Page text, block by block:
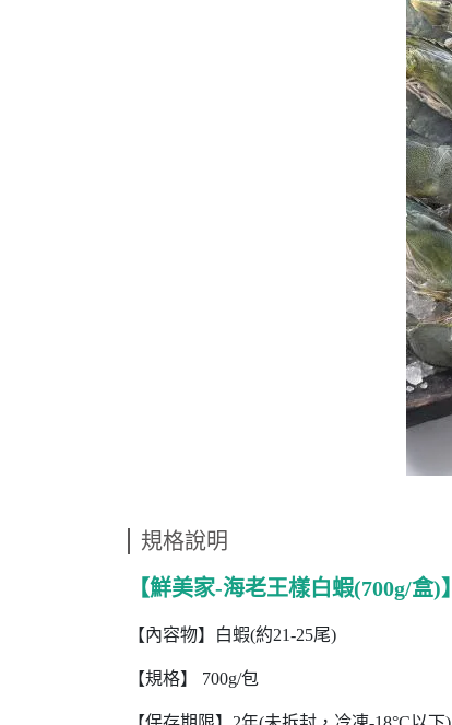
規格說明
【鮮美家-海老王樣白蝦(700g/盒)】
【內容物】白蝦(約21-25尾)
【規格】 700g/包